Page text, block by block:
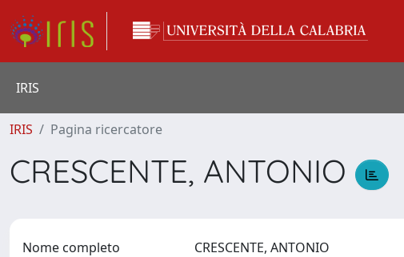
IRIS
IRIS Pagina ricercatore
CRESCENTE, ANTONIO
Nome completo CRESCENTE, ANTONIO